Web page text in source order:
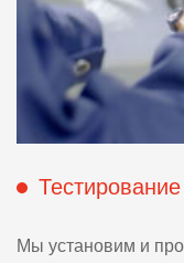
Мы установим и